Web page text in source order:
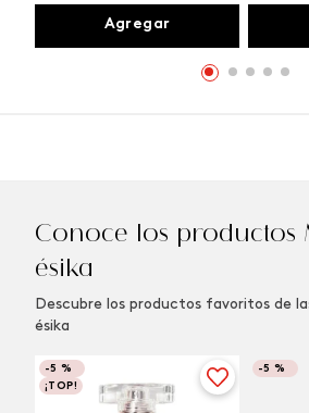
Agregar
Conoce los productos
ésika
Descubre los productos favoritos de
ésika
-5 %
¡TOP!
-5 %